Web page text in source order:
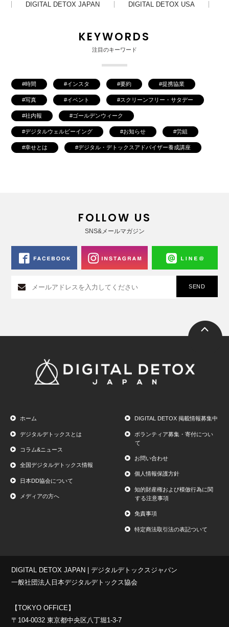
DIGITAL DETOX JAPAN
DIGITAL DETOX USA
KEYWORDS
注目のキーワード
時間 インスタ 要約 提携協業
写真 イベント スクリーンフリー・サタデー
社内報 ゴールデンウィーク
デジタルウェルビーイング お知らせ 労組
幸せとは デジタル・デトックスアドバイザー養成講座
FOLLOW US
SNS&メールマガジン
ホーム
デジタルデトックスとは
コラム&ニュース
全国デジタルデトックス情報
日本DD協会について
メディアの方へ
DIGITAL DETOX 掲載情報募集中
ボランティア募集・寄付につい
て
お問い合わせ
個人情報保護方針
知的財産権および模倣行為に関
する注意事項
免責事項
特定商法取引法の表記ついて
DIGITAL DETOX JAPAN | デジタルデトックスジャパン
一般社団法人日本デジタルデトックス協会
【TOKYO OFFICE】
〒104-0032 東京都中央区八丁堀1-3-7